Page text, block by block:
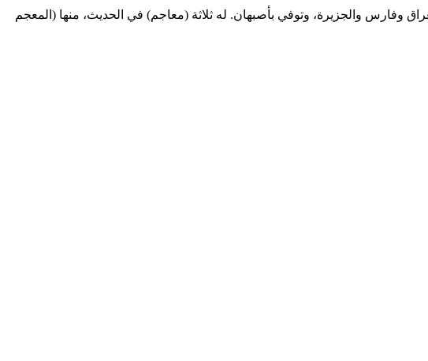
والعراق وفارس والجزيرة، وتوفي بأصبهان. له ثلاثة (معاجم) في الحديث، منها (المعجم